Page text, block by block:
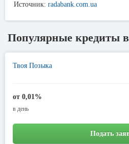
Источник: radabank.com.ua
Популярные кредиты в
Твоя Позыка
от 0,01%
в день
Подать